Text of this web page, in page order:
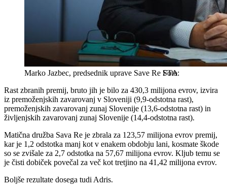
Marko Jazbec, predsednik uprave Save Re STA
Rast zbranih premij, bruto jih je bilo za 430,3 milijona evrov, izvira
iz premoženjskih zavarovanj v Sloveniji (9,9-odstotna rast),
premoženjskih zavarovanj zunaj Slovenije (13,6-odstotna rast) in
življenjskih zavarovanj zunaj Slovenije (14,4-odstotna rast).
Matična družba Sava Re je zbrala za 123,57 milijona evrov premij,
kar je 1,2 odstotka manj kot v enakem obdobju lani, kosmate škode
so se zvišale za 2,7 odstotka na 57,67 milijona evrov. Kljub temu se
je čisti dobiček povečal za več kot tretjino na 41,42 milijona evrov.
Boljše rezultate dosega tudi Adris.